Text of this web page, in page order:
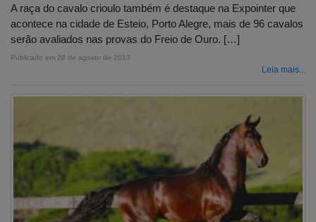
A raça do cavalo crioulo também é destaque na Expointer que
acontece na cidade de Esteio, Porto Alegre, mais de 96 cavalos
serão avaliados nas provas do Freio de Ouro. […]
Publicado em 28 de agosto de 2013
Leia mais...